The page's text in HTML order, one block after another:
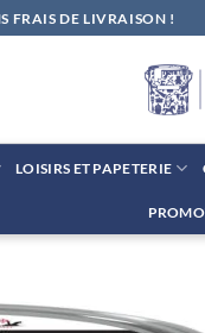
FRAIS DE LIVRAISON !
LOISIRS ET PAPETERIE